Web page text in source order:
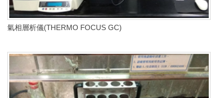
氣相層析儀(THERMO FOCUS GC)